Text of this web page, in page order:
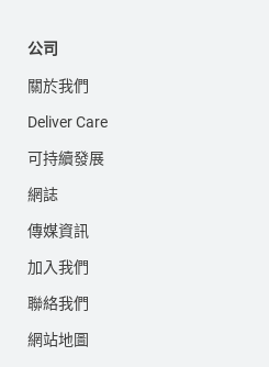
公司
關於我們
Deliver Care
可持續發展
網誌
傳媒資訊
加入我們
聯絡我們
網站地圖